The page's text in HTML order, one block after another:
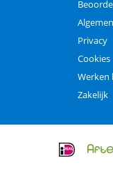
Privacy
Cookies
Werken
Zakelijk